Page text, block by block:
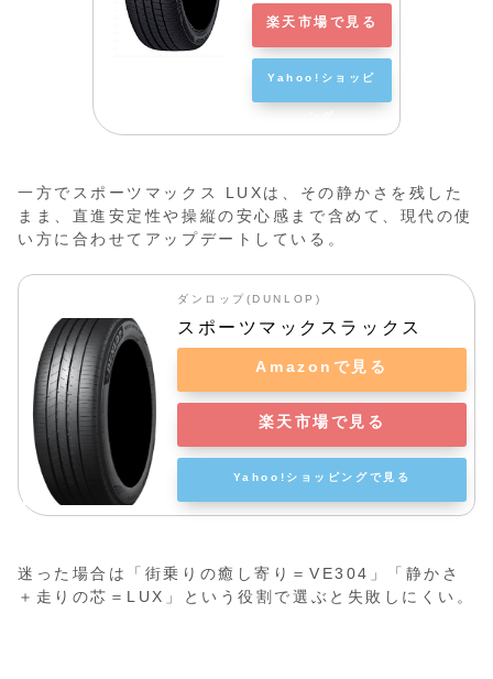
楽天市場で見る
Yahoo!ショッピ
一方でスポーツマックス LUXは、その静かさを残した
まま、直進安定性や操縦の安心感まで含めて、現代の使
い方に合わせてアップデートしている。
ダンロップ(DUNLOP)
スポーツマックスラックス
Amazonで見る
楽天市場で見る
Yahoo!ショッピングで見る
迷った場合は「街乗りの癒し寄り＝VE304」「静かさ
＋走りの芯＝LUX」という役割で選ぶと失敗しにくい。